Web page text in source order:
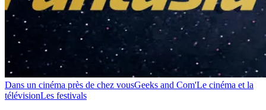
The
Wonderland
Dans un cinéma près de chez vousGeeks and Com'Le cinéma et la
télévisionLes festivals